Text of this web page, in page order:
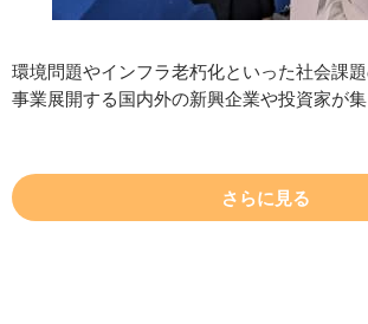
環境問題やインフラ老朽化といった社会課
事業展開する国内外の新興企業や投資家が
さらに見る